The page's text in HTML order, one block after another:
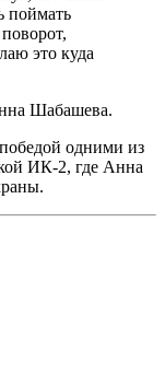
поймать
это куда
Шабашева.
одними из
ИК-2, где Анна